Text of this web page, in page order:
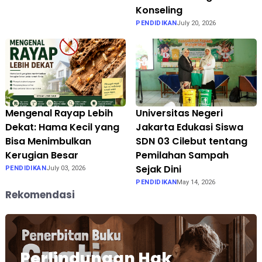
Konseling
PENDIDIKANJuly 20, 2026
Mengenal Rayap Lebih
Dekat: Hama Kecil yang
Bisa Menimbulkan
Kerugian Besar
PENDIDIKANJuly 03, 2026
Universitas Negeri
Jakarta Edukasi Siswa
SDN 03 Cilebut tentang
Pemilahan Sampah
Sejak Dini
PENDIDIKANMay 14, 2026
Rekomendasi